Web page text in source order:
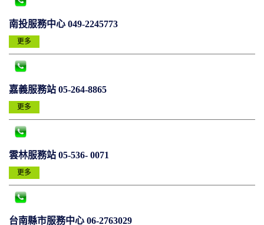
南投服務中心 049-2245773
更多
嘉義服務站 05-264-8865
更多
雲林服務站 05-536- 0071
更多
台南縣市服務中心 06-2763029